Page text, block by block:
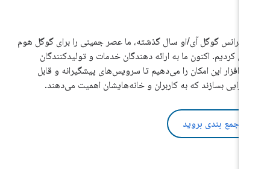
گوگل آی/او سال گذشته، ما عصر جمینی را برای گوگل هوم
کردیم. اکنون ما به ارائه دهندگان خدمات و تولیدکنندگان
این امکان را می‌دهیم تا سرویس‌های پیشگیرانه و قابل
بسازند که به کاربران و خانه‌هایشان اهمیت می‌دهند.
به جمع بندی بروید